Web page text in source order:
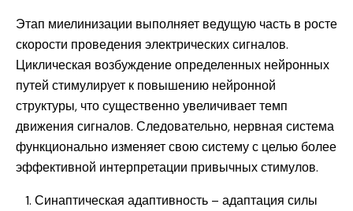
Этап миелинизации выполняет ведущую часть в росте
скорости проведения электрических сигналов.
Циклическая возбуждение определенных нейронных
путей стимулирует к повышению нейронной
структуры, что существенно увеличивает темп
движения сигналов. Следовательно, нервная система
функционально изменяет свою систему с целью более
эффективной интерпретации привычных стимулов.
Синаптическая адаптивность – адаптация силы